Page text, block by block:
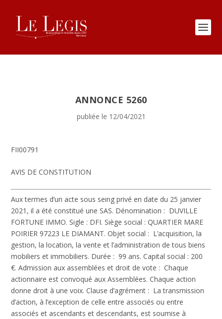
ANNONCE 5260
publiée le 12/04/2021
FII00791
AVIS DE CONSTITUTION
Aux termes d’un acte sous seing privé en date du 25 janvier
2021, il a été constitué une SAS. Dénomination : DUVILLE
FORTUNE IMMO. Sigle : DFI. Siège social : QUARTIER MARE
POIRIER 97223 LE DIAMANT.Objet social : L’acquisition, la
gestion, la location, la vente et l’administration de tous biens
mobiliers et immobiliers. Durée : 99 ans. Capital social : 200
€.Admission aux assemblées et droit de vote : Chaque
actionnaire est convoqué aux Assemblées. Chaque action
donne droit à une voix.Clause d’agrément : La transmission
d’action, à l’exception de celle entre associés ou entre
associés et ascendants et descendants, est soumise à